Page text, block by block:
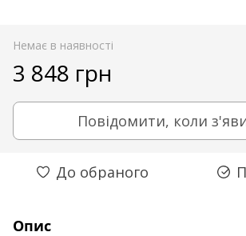
Немає в наявності
3 848 грн
Повідомити, коли
До обраного
Опис